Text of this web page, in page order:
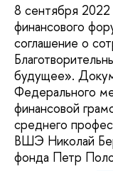
8 сентября 2022
финансового
соглашение о
будущее».
Федерального
финансовой
среднего
ВШЭ Николай
фонда Петр